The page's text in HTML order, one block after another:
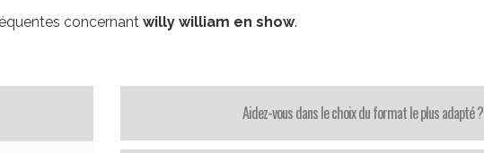
concernant willy william en show.
Aidez-vous dans le choix du format le plus adapté ?